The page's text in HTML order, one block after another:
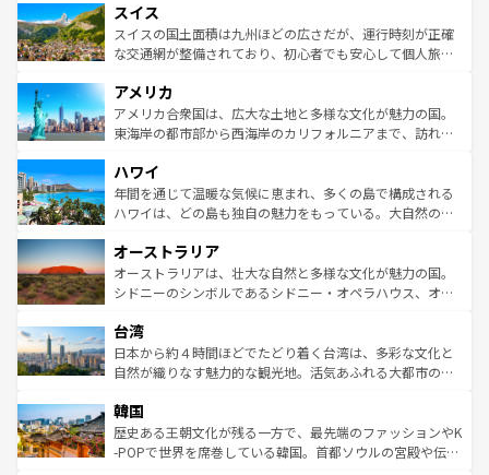
れる地方に足を運ぶとそれぞれで全く異なる文化を体験で
きるだろう。 なお、新着のフランス情報はコンテンツ一覧
を参照してほしい。
は、お酒好きな人にはぜひ体験してほしい。 なお、新着の
ドイツ情報はコンテンツ一覧を参照してほしい。
リアごとに異なる魅力がある。また、優雅なアフタヌーン
ティー、ビール好きにはたまらない英国パブ、サッカー観
戦など、本場だからこそできる体験も豊富。イギリスを旅
ンツ一覧を参照してほしい。
スイス
スイスの国土面積は九州ほどの広さだが、運行時刻が正確
な交通網が整備されており、初心者でも安心して個人旅行
の建物がそのまま残る町や、スイスならではのユニークな
博物館もあり、アルプス観光だけでなく町歩きも満喫する
ことができる。国民の所得が高いため物価も高いが、旅行
ば市内交通費無料で観光を楽しむこともできる。 なお、新
着のスイス情報はコンテンツ一覧 を参照してほしい。
アメリカ
アメリカ合衆国は、広大な土地と多様な文化が魅力の国。
東海岸の都市部から西海岸のカリフォルニアまで、訪れる
のような巨大都市は、観光、ショッピング、エンターテイ
ンメントが詰まった刺激的なスポットだ。一方、アメリカ
西部には大自然が広がり、グランドキャニオンやイエロー
部のニューオーリンズでは、音楽と美食が融合した独特の
文化が魅力。旅行者はアメリカの各地域で異なる魅力を楽
しみながら、その多様性と豊かな歴史を感じることができ
ならではの贅沢な旅のスタイルだ。 なお、新着のアメリカ
情報はコンテンツ一覧を参照してほしい。
ハワイ
年間を通じて温暖な気候に恵まれ、多くの島で構成される
ハワイは、どの島も独自の魅力をもっている。大自然の神
ワイ島は見逃せない。また、定番の観光地といえばオアフ
島だが、静かな自然を求めるならマウイ島やカウアイ島が
おすすめ。エメラルドグリーンに輝く海をはじめ、豊かな
れるおもてなしの心で訪れる人々を迎えてくれるハワイの
人々、おいしいローカルフードやハワイアンミュージッ
ク、伝統的なフラダンスなど、すべてがハワイの魅力を彩
ワイを、存分に味わってほしい。 なお、新着のハワイ情報
はコンテンツ一覧を参照してほしい。
オーストラリア
オーストラリアは、壮大な自然と多様な文化が魅力の国。
シドニーのシンボルであるシドニー・オペラハウス、オー
リアリーフや大陸中央部にそびえるウルル（エアーズロッ
ク）、タスマニアの美しい原生林やケアンズの熱帯雨林な
ど、見どころがたくさん。また、カフェやワイン、オージ
いる。アクティビティも充実しており、サーフィンやダイ
ビング、ハイキングなど、アウトドア好きにはたまらな
い。オーストラリアの多彩な魅力を存分に味わいつくそ
台湾
日本から約４時間ほどでたどり着く台湾は、多彩な文化と
自然が織りなす魅力的な観光地。活気あふれる大都市の台
ン）、静ひつな山岳地帯である台湾東部など、都市の喧騒
と山間の静けさが共存しており、訪れる人に新しい発見と
驚きをもたらしてくれる。また、奥深い台湾の食文化も魅
韓国
歴史ある王朝文化が残る一方で、最先端のファッションやK
-POPで世界を席巻している韓国。首都ソウルの宮殿や伝統